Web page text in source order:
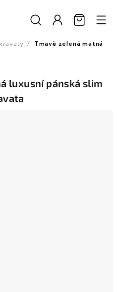
/
Tmavě zelená matná
luxusní pánská slim